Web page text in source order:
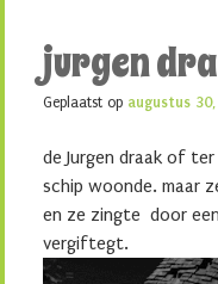
jurgen
Geplaatst op augustus
de Jurgen draak of
schip woonde. maar
en ze zingte door
vergiftegt.